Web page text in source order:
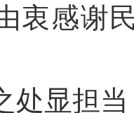
衷感谢
显担当